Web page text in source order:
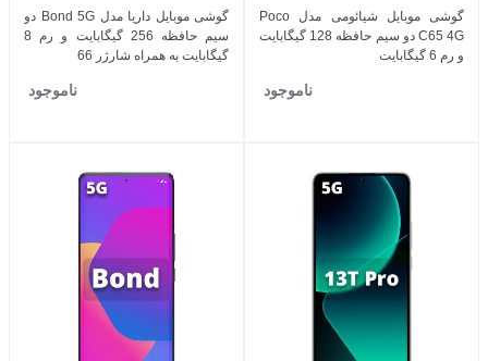
گوشی موبایل شیائومی مدل Poco
C65 4G دو سیم حافظه 128 گیگابایت
و رم 6 گیگابایت
ناموجود
گوشی موبایل داریا مدل Bond 5G دو
سیم حافظه 256 گیگابایت و رم 8
گیگابایت به همراه شارژر 66
ناموجود